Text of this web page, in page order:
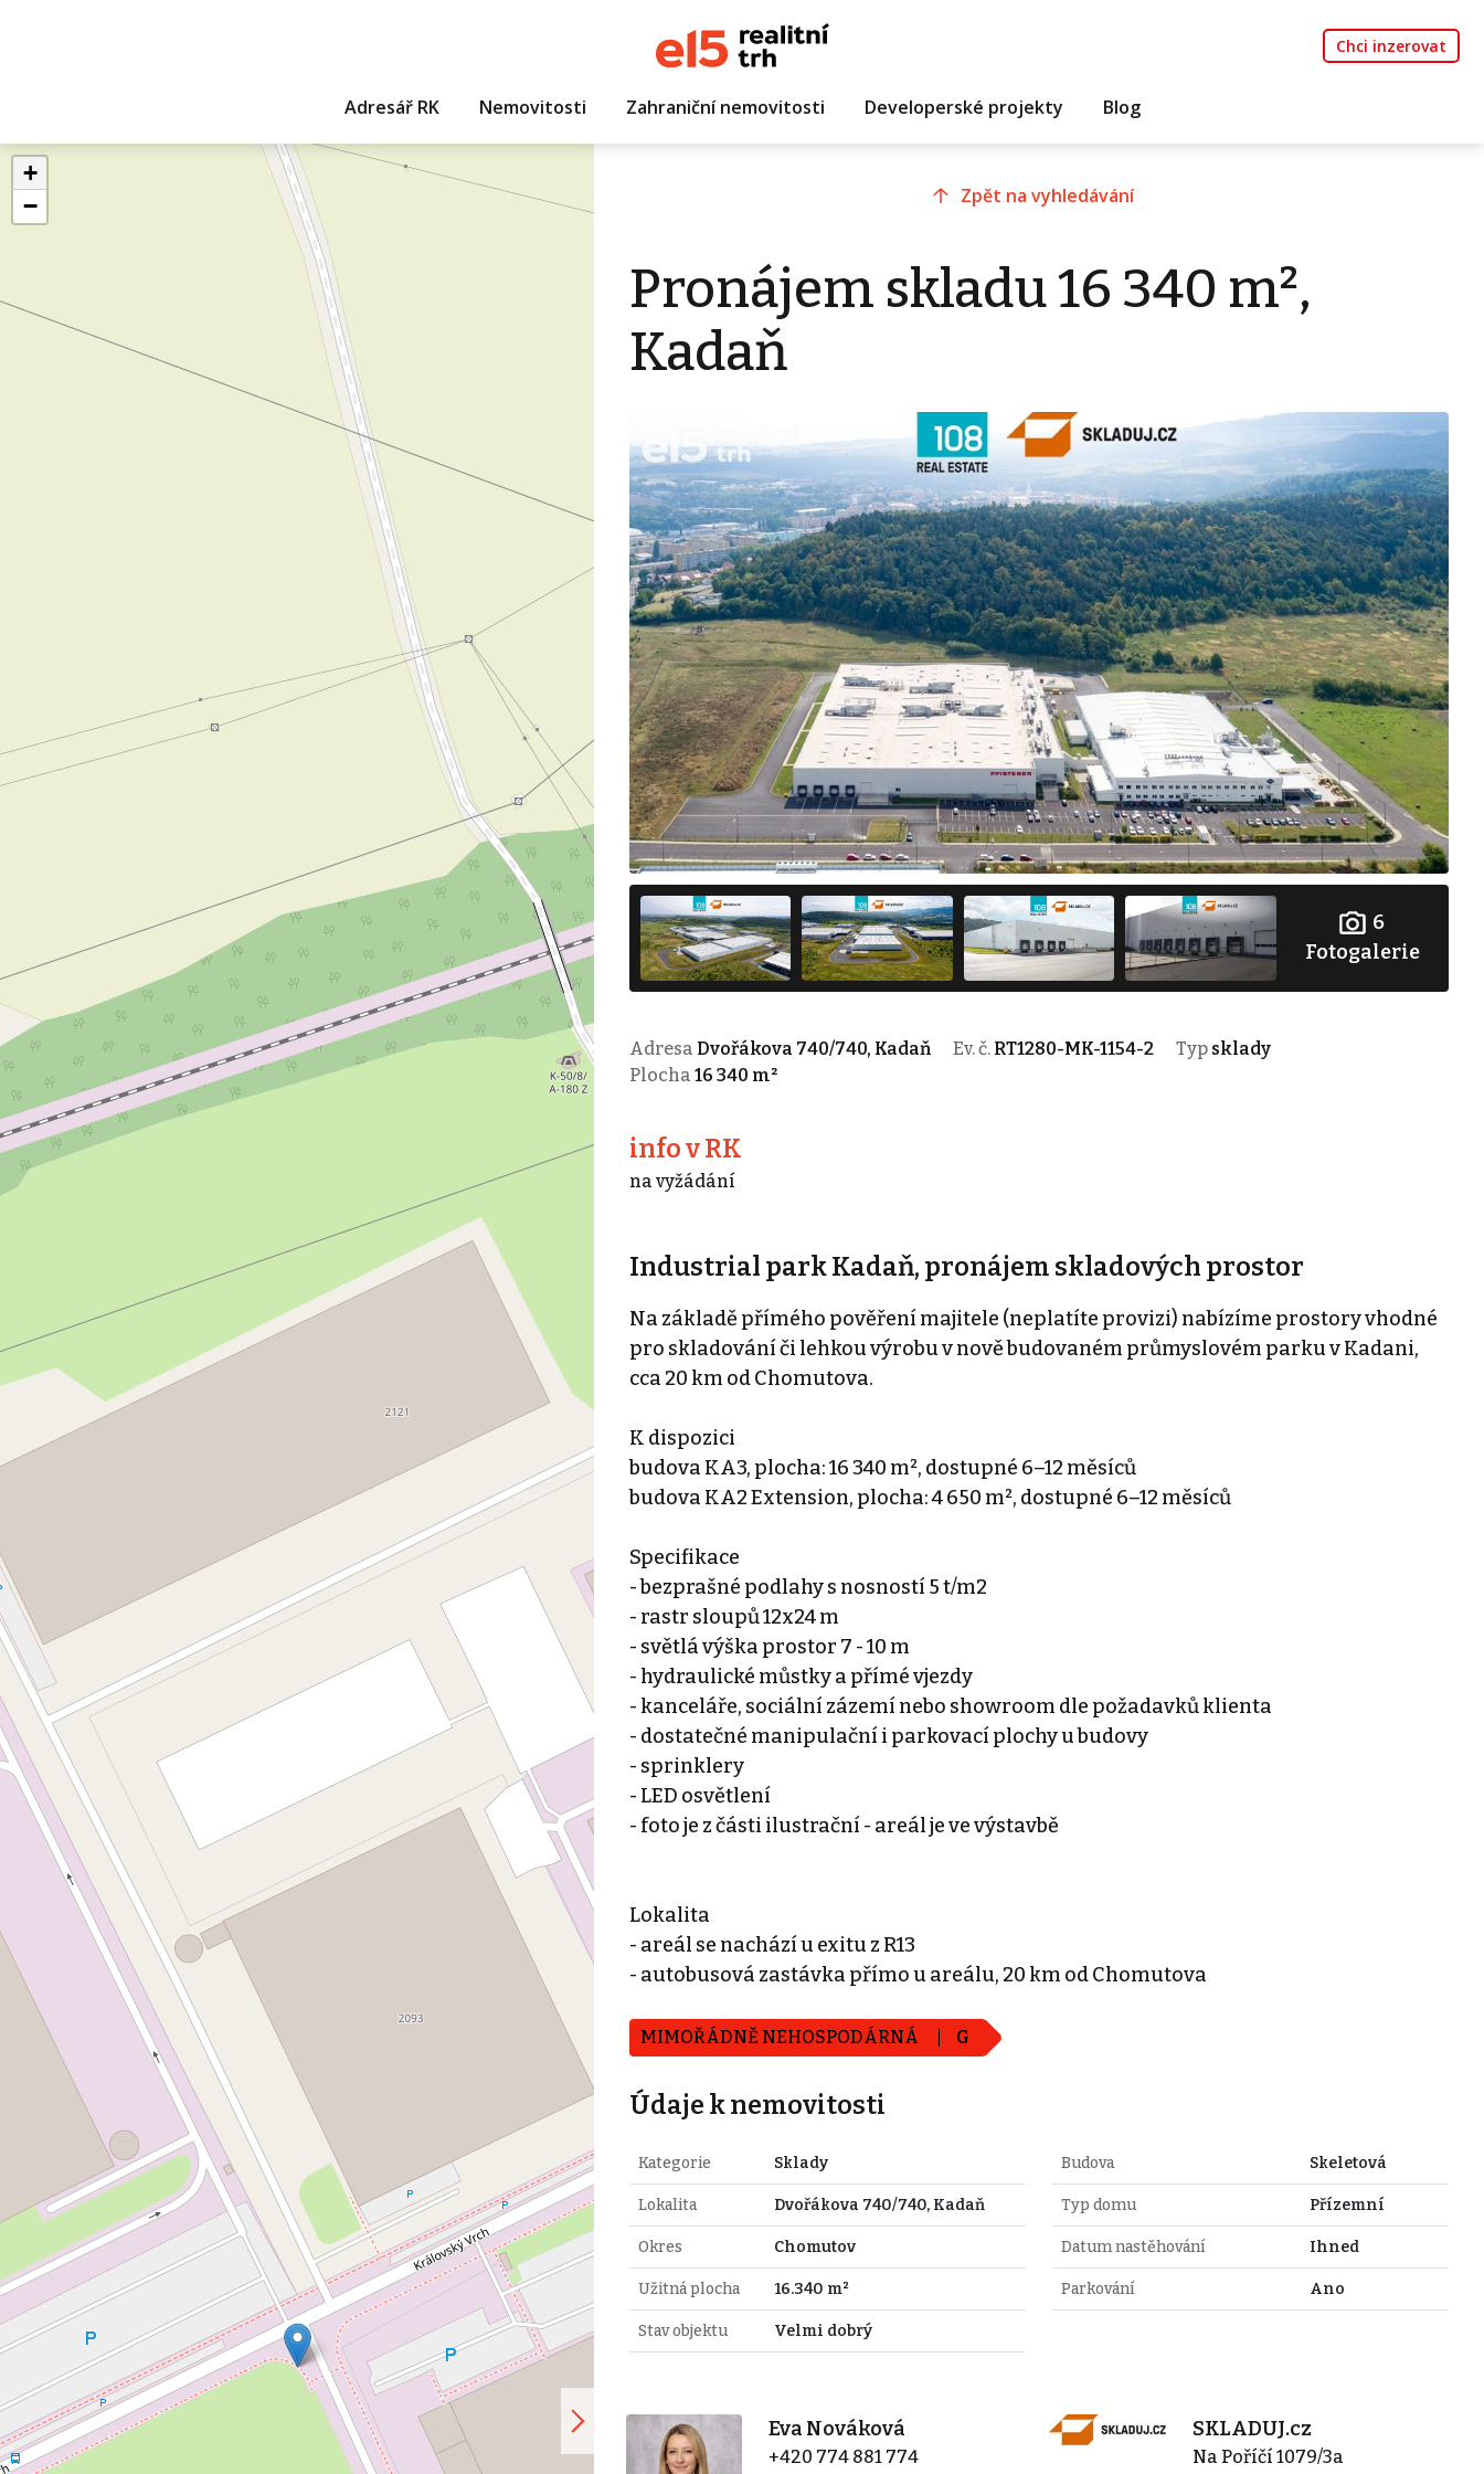
Chci inzerovat
Adresář RK Nemovitosti Zahraniční nemovitosti Developerské projekty Blog
+
−
Zpět na vyhledávání
Pronájem skladu 16 340 m²,
Kadaň
6
Fotogalerie
Adresa Dvořákova 740/740, Kadaň Ev. č. RT1280-MK-1154-2 Typ sklady
Plocha 16 340 m²
info v RK
na vyžádání
Industrial park Kadaň, pronájem skladových prostor
Na základě přímého pověření majitele (neplatíte provizi) nabízíme prostory vhodné
pro skladování či lehkou výrobu v nově budovaném průmyslovém parku v Kadani,
cca 20 km od Chomutova.
K dispozici
budova KA3, plocha: 16 340 m², dostupné 6–12 měsíců
budova KA2 Extension, plocha: 4 650 m², dostupné 6–12 měsíců
Specifikace
- bezprašné podlahy s nosností 5 t/m2
- rastr sloupů 12x24 m
- světlá výška prostor 7 - 10 m
- hydraulické můstky a přímé vjezdy
- kanceláře, sociální zázemí nebo showroom dle požadavků klienta
- dostatečné manipulační i parkovací plochy u budovy
- sprinklery
- LED osvětlení
- foto je z části ilustrační - areál je ve výstavbě
Lokalita
- areál se nachází u exitu z R13
- autobusová zastávka přímo u areálu, 20 km od Chomutova
MIMOŘÁDNĚ NEHOSPODÁRNÁ G
Údaje k nemovitosti
Kategorie Sklady
Lokalita Dvořákova 740/740, Kadaň
Okres Chomutov
Užitná plocha 16.340 m²
Stav objektu Velmi dobrý
Budova Skeletová
Typ domu Přízemní
Datum nastěhování Ihned
Parkování Ano
Eva Nováková
+420 774 881 774
SKLADUJ.cz
Na Poříčí 1079/3a